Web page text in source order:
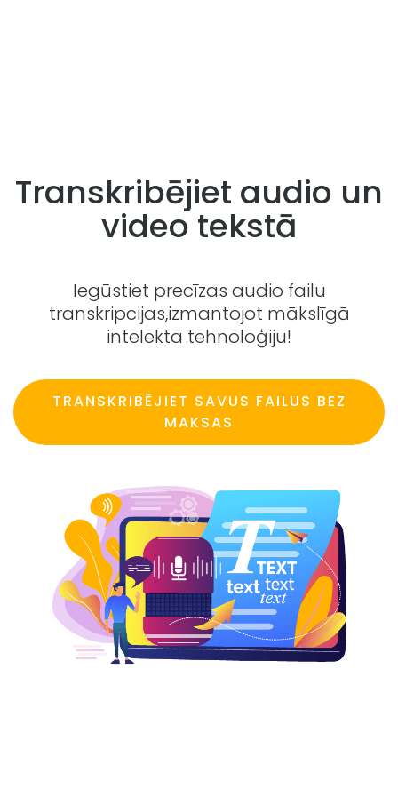
Transkribējiet audio un
video tekstā
Iegūstiet precīzas audio failu
transkripcijas,izmantojot mākslīgā
intelekta tehnoloģiju!
TRANSKRIBĒJIET SAVUS FAILUS BEZ
MAKSAS